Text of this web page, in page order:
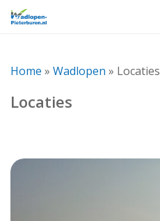
Skip
Home » Wadlopen » Locaties
Locaties